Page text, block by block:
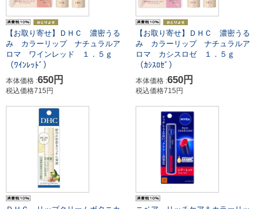
【お取り寄せ】ＤＨＣ 濃密うる
み カラーリップ ナチュラルア
ロマ ワインレッド １．５ｇ
（ﾜｲﾝﾚｯﾄﾞ）
本体価格 :650円
税込価格715円
【お取り寄せ】ＤＨＣ 濃密うる
み カラーリップ ナチュラルア
ロマ カシスロゼ １．５ｇ
（ｶｼｽﾛｾﾞ）
本体価格 :650円
税込価格715円